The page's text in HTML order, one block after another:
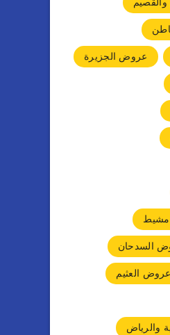
عروض الجزيرة
السدحان
عروض العثيم
والرياض